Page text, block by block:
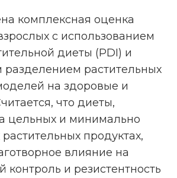
комплексная оценка
с использованием
диеты (PDI) и
растительных
на здоровые и
что диеты,
цельных и минимально
продуктах,
влияние на
контроль и резистентность